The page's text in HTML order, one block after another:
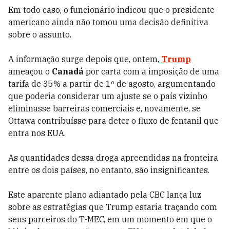
Em todo caso, o funcionário indicou que o presidente
americano ainda não tomou uma decisão definitiva
sobre o assunto.
A informação surge depois que, ontem, Trump
ameaçou o Canadá por carta com a imposição de uma
tarifa de 35% a partir de 1º de agosto, argumentando
que poderia considerar um ajuste se o país vizinho
eliminasse barreiras comerciais e, novamente, se
Ottawa contribuísse para deter o fluxo de fentanil que
entra nos EUA.
As quantidades dessa droga apreendidas na fronteira
entre os dois países, no entanto, são insignificantes.
Este aparente plano adiantado pela CBC lança luz
sobre as estratégias que Trump estaria traçando com
seus parceiros do T-MEC, em um momento em que o